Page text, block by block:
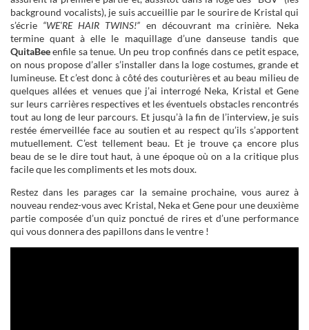
background vocalists), je suis accueillie par le sourire de Kristal qui
s’écrie “WE’RE HAIR TWINS!” en découvrant ma crinière. Neka
termine quant à elle le maquillage d’une danseuse tandis que
QuitaBeeenfile sa tenue. Un peu trop confinés dans ce petit espace,
on nous propose d’aller s’installer dans la loge costumes, grande et
lumineuse. Et c’est donc à côté des couturières et au beau milieu de
quelques allées et venues que j’ai interrogé Neka, Kristal et Gene
sur leurs carrières respectives et les éventuels obstacles rencontrés
tout au long de leur parcours. Et jusqu’à la fin de l’interview, je suis
restée émerveillée face au soutien et au respect qu’ils s’apportent
mutuellement. C’est tellement beau. Et je trouve ça encore plus
beau de se le dire tout haut, à une époque où on a la critique plus
facile que les compliments et les mots doux.
Restez dans les parages car la semaine prochaine, vous aurez à
nouveau rendez-vous avec Kristal, Neka et Gene pour une deuxième
partie composée d’un quiz ponctué de rires et d’une performance
qui vous donnera des papillons dans le ventre !